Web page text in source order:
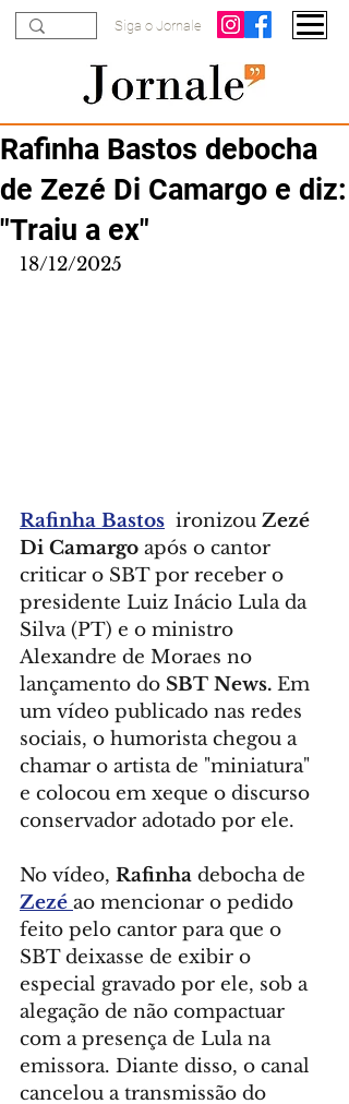
Siga o Jornale
Rafinha Bastos debocha
de Zezé Di Camargo e diz:
"Traiu a ex"
18/12/2025
Rafinha Bastos ironizou Zezé
Di Camargo após o cantor
criticar o SBT por receber o
presidente Luiz Inácio Lula da
Silva (PT) e o ministro
Alexandre de Moraes no
lançamento do SBT News. Em
um vídeo publicado nas redes
sociais, o humorista chegou a
chamar o artista de "miniatura"
e colocou em xeque o discurso
conservador adotado por ele.
No vídeo, Rafinha debocha de
Zezé ao mencionar o pedido
feito pelo cantor para que o
SBT deixasse de exibir o
especial gravado por ele, sob a
alegação de não compactuar
com a presença de Lula na
emissora. Diante disso, o canal
cancelou a transmissão do